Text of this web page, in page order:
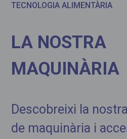
TECNOLOGIA ALIMENTÀRIA
LA NOSTRA
MAQUINÀRIA
Descobreixi la
de maquinària i